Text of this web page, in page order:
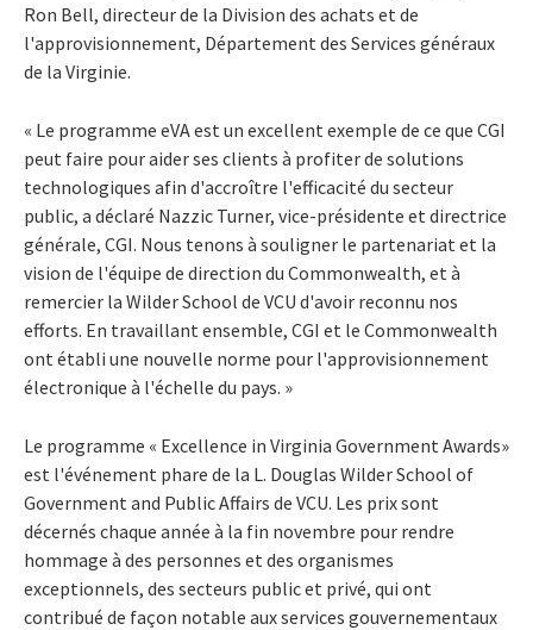
Ron Bell, directeur de la Division des achats et de
l'approvisionnement, Département des Services généraux
de la Virginie.
« Le programme eVA est un excellent exemple de ce que CGI
peut faire pour aider ses clients à profiter de solutions
technologiques afin d'accroître l'efficacité du secteur
public, a déclaré Nazzic Turner, vice-présidente et directrice
générale, CGI. Nous tenons à souligner le partenariat et la
vision de l'équipe de direction du Commonwealth, et à
remercier la Wilder School de VCU d'avoir reconnu nos
efforts. En travaillant ensemble, CGI et le Commonwealth
ont établi une nouvelle norme pour l'approvisionnement
électronique à l'échelle du pays. »
Le programme « Excellence in Virginia Government Awards»
est l'événement phare de la L. Douglas Wilder School of
Government and Public Affairs de VCU. Les prix sont
décernés chaque année à la fin novembre pour rendre
hommage à des personnes et des organismes
exceptionnels, des secteurs public et privé, qui ont
contribué de façon notable aux services gouvernementaux